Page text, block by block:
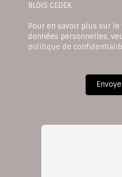
BLOIS CEDEX.
Pour en savoir plus sur
données personnelles,
politique de